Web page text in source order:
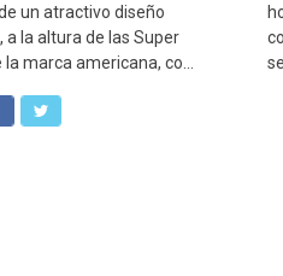
un atractivo diseño
la altura de las Super
marca americana, co...